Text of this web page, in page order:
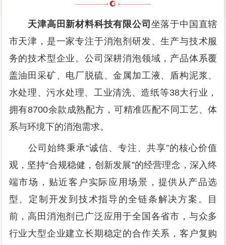
天津高田新材料科技有限公司 坐落于中国直辖
市天津，是一家专注于消泡剂研发、生产与技术服
务的技术型企业。公司深耕消泡领域，产品体系覆
盖油田采矿、电厂脱硫、金属加工液、盾构泥浆、
水处理、污水处理、工业清洗、造纸等38大行业，
拥有8700余款成熟配方，可精准匹配不同工艺、体
系与环境下的消泡需求。
公司始终秉承“诚信、专注、共享”的核心价值
观，坚持“合规稳健，创新发展”的经营理念，深入终
端市场，贴近客户实际应用场景，提供从产品选
型、定制开发到技术指导的全链条解决方案。目
前，高田消泡剂已广泛应用于全国各省市，与众多
行业大型企业建立长期稳定的合作关系，客户复购